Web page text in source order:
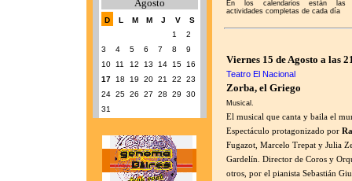
Agosto
D L M M J V
S
1
2
3
4 5 6 7 8
9
10
11 12 13 14 15
16
17
18 19 20 21 22
23
24 25 26 27 28 29
30
31
En los calendarios están las
actividades completas de cada día
Viernes 15 de Agosto a las
Teatro El Nacional
Zorba, el Griego
Musical.
El musical que canta y baila el
Espectáculo protagonizado por
Fugazot, Marcelo Trepat y Julia
Gardelín. Director de Coros y
otros, por el pianista Sebastián